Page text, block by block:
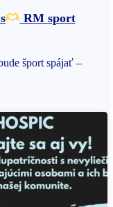
RM sport
šport spájať –